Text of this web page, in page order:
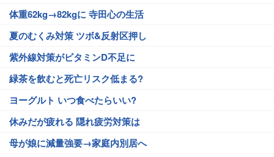
体重62kg→82kgに 寺田心の生活
夏のむくみ対策 ツボ&反射区押し
紫外線対策がビタミンD不足に
緑茶を飲むと死亡リスク低まる?
ヨーグルト いつ食べたらいい?
休みだが疲れる 隠れ疲労対策は
母が娘に減量強要→家庭内別居へ